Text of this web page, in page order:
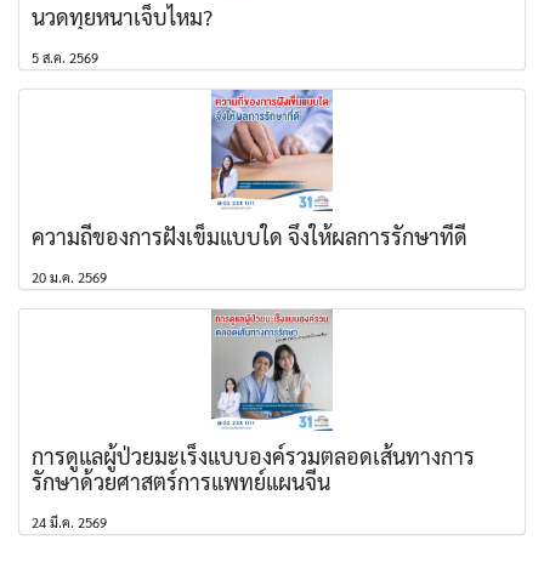
นวดทุยหนาเจ็บไหม?
5 ส.ค. 2569
ความถี่ของการฝังเข็มแบบใด จึงให้ผลการรักษาที่ดี
20 ม.ค. 2569
การดูแลผู้ป่วยมะเร็งแบบองค์รวมตลอดเส้นทางการ
รักษาด้วยศาสตร์การแพทย์แผนจีน
24 มี.ค. 2569